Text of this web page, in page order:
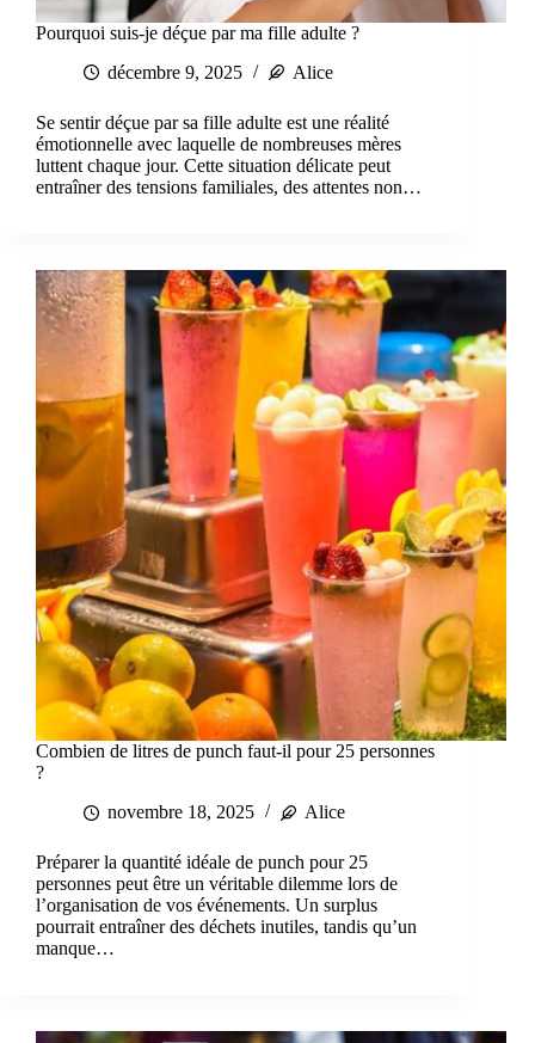
Pourquoi suis-je déçue par ma fille adulte ?
décembre 9, 2025
Alice
Se sentir déçue par sa fille adulte est une réalité
émotionnelle avec laquelle de nombreuses mères
luttent chaque jour. Cette situation délicate peut
entraîner des tensions familiales, des attentes non…
Combien de litres de punch faut-il pour 25 personnes
?
novembre 18, 2025
Alice
Préparer la quantité idéale de punch pour 25
personnes peut être un véritable dilemme lors de
l’organisation de vos événements. Un surplus
pourrait entraîner des déchets inutiles, tandis qu’un
manque…